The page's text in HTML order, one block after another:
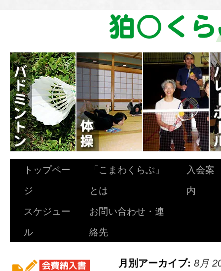
トップペー
ジ
「こまわくらぶ」
とは
入会案
内
スケジュー
ル
お問い合わせ・連
絡先
月別アーカイブ: 8月